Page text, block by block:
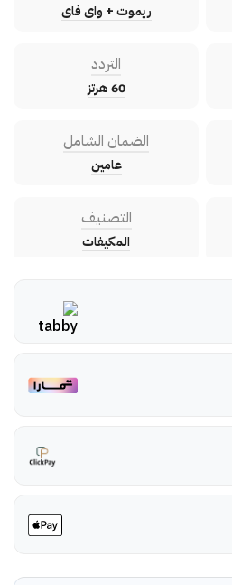
ريموت + واى فاى
التردد
60 هرتز
الضمان الشامل
عامين
التصنيف
المكيفات